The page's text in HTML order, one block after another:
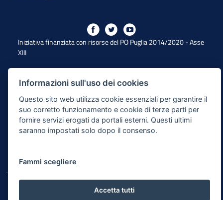
Iniziativa finanziata con risorse del PO Puglia 2014/2020 - Asse
XIII
Dichiarazione di Accessibilità
Note Legali
Cookie e Privacy
Mappa del sito
© Regione Puglia
Informazioni sull'uso dei cookies
Questo sito web utilizza cookie essenziali per garantire il
suo corretto funzionamento e cookie di terze parti per
fornire servizi erogati da portali esterni. Questi ultimi
saranno impostati solo dopo il consenso.
Fammi scegliere
Accetta tutti